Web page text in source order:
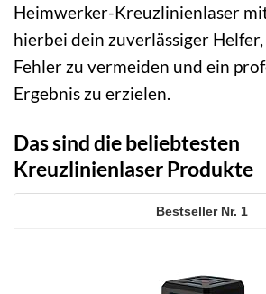
Heimwerker-Kreuzlinienlaser
hierbei dein zuverlässiger
Fehler zu vermeiden und ein
Ergebnis zu erzielen.
Das sind die beliebtesten
Kreuzlinienlaser Produkte
1